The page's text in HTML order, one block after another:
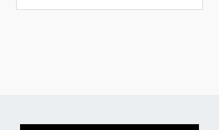
PROCESORY - AMD
PRODLUŽOVACÍ PŘÍVOD